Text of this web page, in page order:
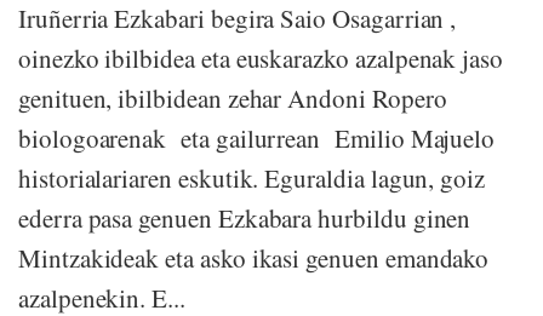
Iruñerria Ezkabari begira Saio Osagarrian ,
oinezko ibilbidea eta euskarazko azalpenak jaso
genituen, ibilbidean zehar Andoni Ropero
biologoarenak eta gailurrean Emilio Majuelo
historialariaren eskutik. Eguraldia lagun, goiz
ederra pasa genuen Ezkabara hurbildu ginen
Mintzakideak eta asko ikasi genuen emandako
azalpenekin. E...